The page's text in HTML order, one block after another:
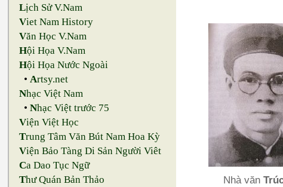
Lịch Sử V.Nam
Viet Nam History
Văn Học V.Nam
Hội Họa V.Nam
Hội Họa Nước Ngoài
•Artsy.net
Nhạc Việt Nam
•Nhạc Việt trước 75
Viện Việt Học
Trung Tâm Văn Bút Nam Hoa Kỳ
Viện Bảo Tàng Di Sản Người Viêt
Ca Dao Tục Ngữ
Thư Quán Bản Thảo
Nhà văn